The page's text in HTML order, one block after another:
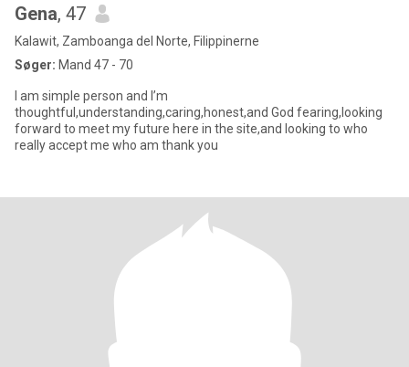
Gena, 47
Kalawit, Zamboanga del Norte, Filippinerne
Søger: Mand 47 - 70
I am simple person and I’m
thoughtful,understanding,caring,honest,and God fearing,looking
forward to meet my future here in the site,and looking to who
really accept me who am thank you